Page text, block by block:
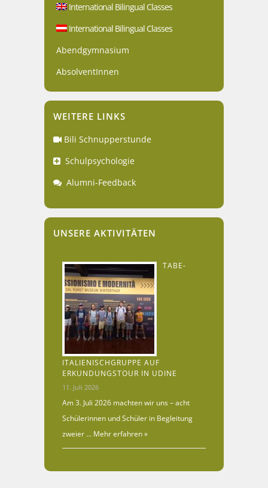
International Bilingual Classes
International Bilingual Classes
Abendgymnasium
AbsolventInnen
WEITERE LINKS
Bili Schnupperstunde
Schulpsychologie
Alumni-Feedback
UNSERE AKTIVITÄTEN
TABE-
ITALIENISCHGRUPPE AUF
ERKUNDUNGSTOUR IN UDINE
11. Juli 2026
Am 3. Juli 2026 machten wir uns – acht
Schülerinnen und Schüler in Begleitung
zweier … Mehr erfahren »